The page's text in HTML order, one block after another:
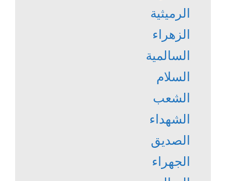
الرميثية
الزهراء
السالمية
السلام
الشعب
الشهداء
الصديق
الجهراء